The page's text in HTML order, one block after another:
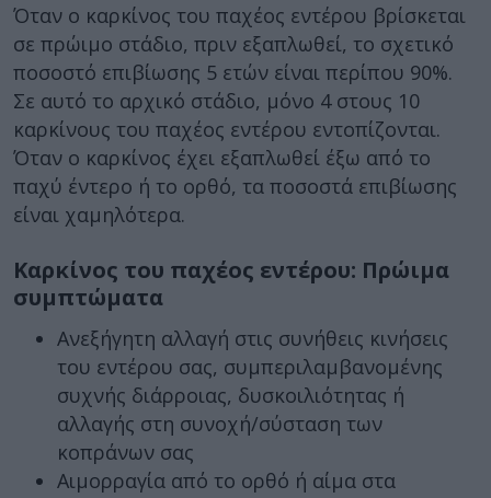
Όταν ο καρκίνος του παχέος εντέρου βρίσκεται
σε πρώιμο στάδιο, πριν εξαπλωθεί, το σχετικό
ποσοστό επιβίωσης 5 ετών είναι περίπου 90%.
Σε αυτό το αρχικό στάδιο, μόνο 4 στους 10
καρκίνους του παχέος εντέρου εντοπίζονται.
Όταν ο καρκίνος έχει εξαπλωθεί έξω από το
παχύ έντερο ή το ορθό, τα ποσοστά επιβίωσης
είναι χαμηλότερα.
Καρκίνος του παχέος εντέρου: Πρώιμα
συμπτώματα
Ανεξήγητη αλλαγή στις συνήθεις κινήσεις
του εντέρου σας, συμπεριλαμβανομένης
συχνής διάρροιας, δυσκοιλιότητας ή
αλλαγής στη συνοχή/σύσταση των
κοπράνων σας
Αιμορραγία από το ορθό ή αίμα στα